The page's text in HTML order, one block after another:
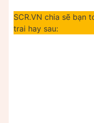
SCR.VN chia sẽ bạn
trai hay sau: